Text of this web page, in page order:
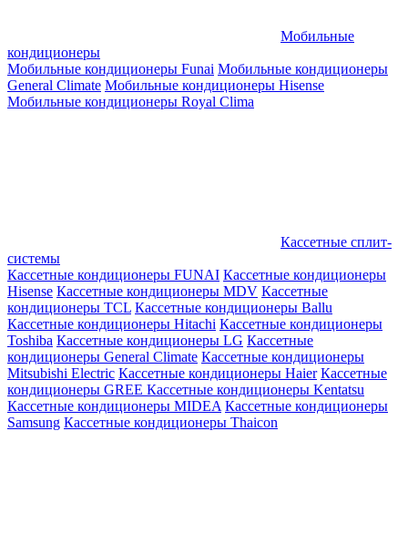
Мобильные
кондиционеры
Мобильные кондиционеры Funai Мобильные кондиционеры
General Climate Мобильные кондиционеры Hisense
Мобильные кондиционеры Royal Clima
Кассетные сплит-
системы
Кассетные кондиционеры FUNAI Кассетные кондиционеры
Hisense Кассетные кондиционеры MDV Кассетные
кондиционеры TCL Кассетные кондиционеры Ballu
Кассетные кондиционеры Hitachi Кассетные кондиционеры
Toshiba Кассетные кондиционеры LG Кассетные
кондиционеры General Climate Кассетные кондиционеры
Mitsubishi Electric Кассетные кондиционеры Haier Кассетные
кондиционеры GREE Кассетные кондиционеры Kentatsu
Кассетные кондиционеры MIDEA Кассетные кондиционеры
Samsung Кассетные кондиционеры Thaicon